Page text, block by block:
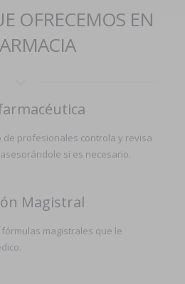
OFRECEMOS EN
de profesionales controla y revisa
si es necesario.
Magistral
magistrales que le